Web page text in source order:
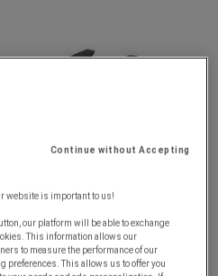
Continue without Accepting
website is important to us!
our platform will be able to exchange
This information allows our
to measure the performance of our
preferences. This allows us to offer you